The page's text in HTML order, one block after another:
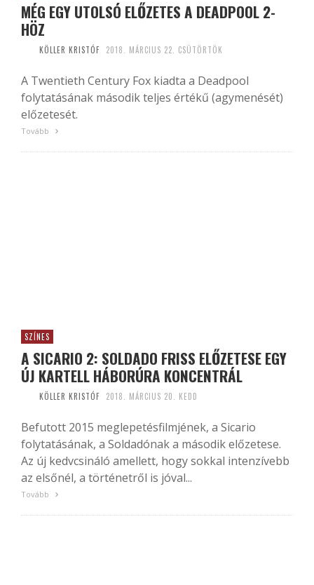
MÉG EGY UTOLSÓ ELŐZETES A DEADPOOL 2-
HÖZ
KÖLLER KRISTÓF 2018. MÁRCIUS 22. CSÜTÖRTÖK
A Twentieth Century Fox kiadta a Deadpool
folytatásának második teljes értékű (agymenését)
előzetesét.
Tovább
SZÍNES
A SICARIO 2: SOLDADO FRISS ELŐZETESE EGY
ÚJ KARTELL HÁBORÚRA KONCENTRÁL
KÖLLER KRISTÓF 2018. MÁRCIUS 20. KEDD
Befutott 2015 meglepetésfilmjének, a Sicario
folytatásának, a Soldadónak a második előzetese.
Az új kedvcsináló amellett, hogy sokkal intenzívebb
az elsőnél, a történetről is jóval...
Tovább